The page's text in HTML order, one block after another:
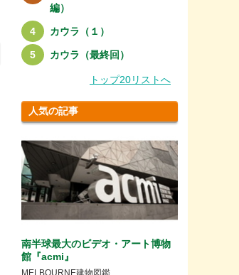
編）
カウラ（１）
カウラ（最終回）
トップ20リストへ
人気の記事
南半球最大のビデオ・アート博物
館『acmi』